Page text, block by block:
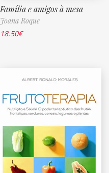
Família e amigos à mesa
Joana Roque
18.50€